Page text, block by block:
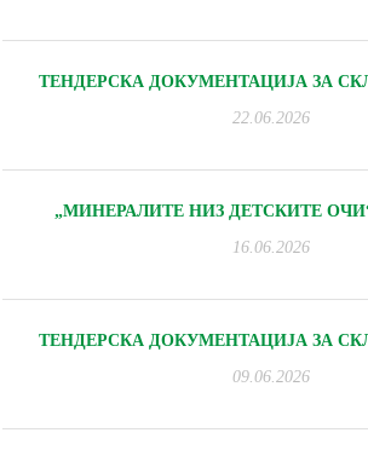
ТЕНДЕРСКА ДОКУМЕНТАЦИЈА ЗА
22.06.2026
„МИНЕРАЛИТЕ НИЗ ДЕТСКИТЕ
16.06.2026
ТЕНДЕРСКА ДОКУМЕНТАЦИЈА ЗА
09.06.2026